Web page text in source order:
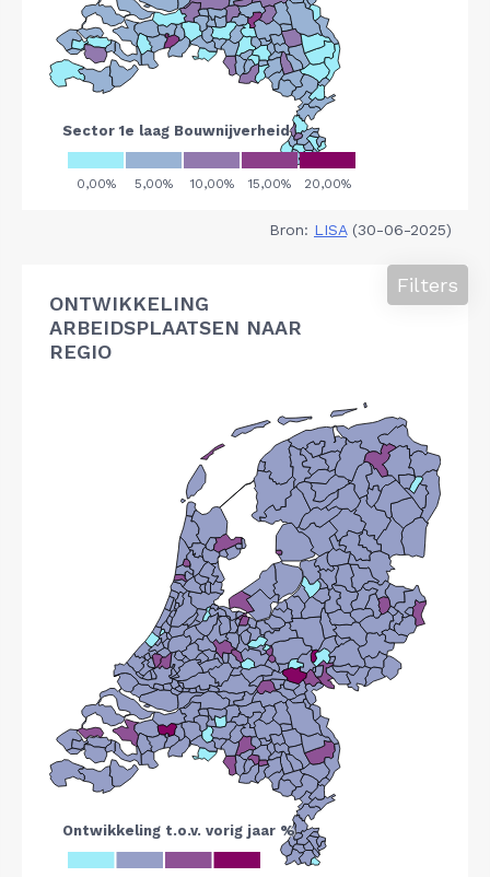
Bron: LISA(30-06-2025)
ONTWIKKELING
ARBEIDSPLAATSEN NAAR
REGIO
Filters